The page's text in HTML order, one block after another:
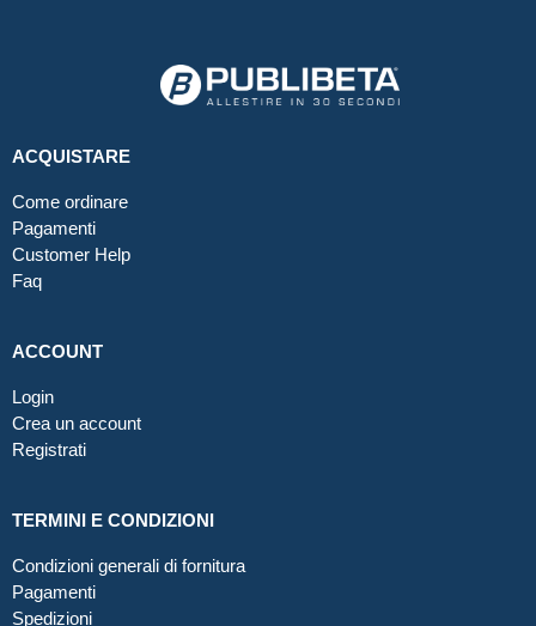
ACQUISTARE
Come ordinare
Pagamenti
Customer Help
Faq
ACCOUNT
Login
Crea un account
Registrati
TERMINI E CONDIZIONI
Condizioni generali di fornitura
Pagamenti
Spedizioni